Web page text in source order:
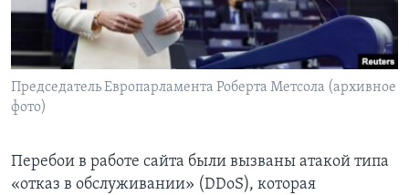
Председатель Европарламента Роберта Метсола (архивное
фото)
Перебои в работе сайта были вызваны атакой типа
«отказ в обслуживании» (DDoS), которая